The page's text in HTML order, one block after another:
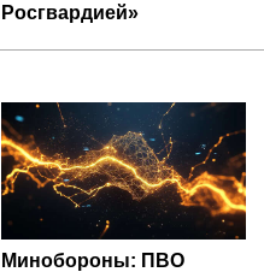
Росгвардией»
Минобороны: ПВО